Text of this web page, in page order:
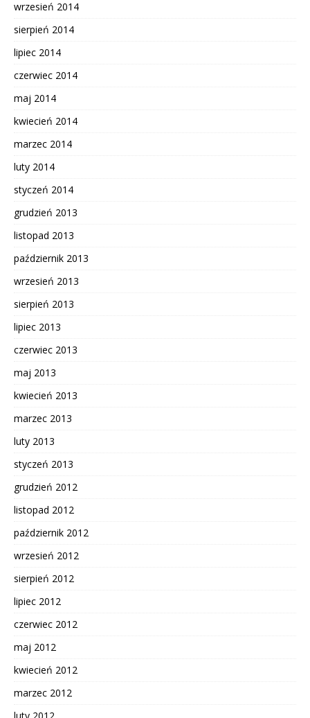
wrzesień 2014
sierpień 2014
lipiec 2014
czerwiec 2014
maj 2014
kwiecień 2014
marzec 2014
luty 2014
styczeń 2014
grudzień 2013
listopad 2013
październik 2013
wrzesień 2013
sierpień 2013
lipiec 2013
czerwiec 2013
maj 2013
kwiecień 2013
marzec 2013
luty 2013
styczeń 2013
grudzień 2012
listopad 2012
październik 2012
wrzesień 2012
sierpień 2012
lipiec 2012
czerwiec 2012
maj 2012
kwiecień 2012
marzec 2012